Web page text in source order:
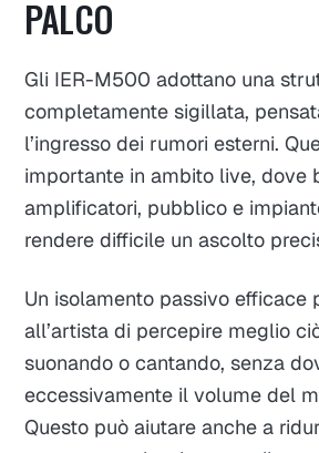
PALCO
Gli IER-M500 adottano una
completamente sigillata,
l’ingresso dei rumori esterni.
importante in ambito live, dove
amplificatori, pubblico e
rendere difficile un ascolto
Un isolamento passivo efficace
all’artista di percepire meglio
suonando o cantando, senza
eccessivamente il volume del
Questo può aiutare anche a